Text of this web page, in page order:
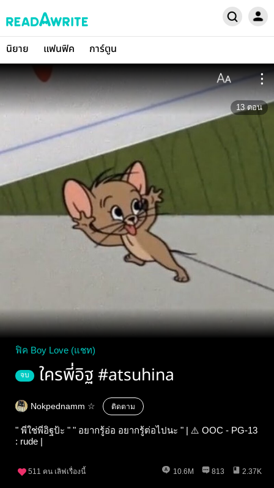
นิยาย แฟนฟิค การ์ตูน
13 ตอน
ฟิค Boy Love (แชท)
จบ ใครพี่อิฐ #atsuhina
Nokpednamm ☆ ติดตาม
" พี่ใช่พี่อิฐป้ะ " " อยากรู้อ่อ อยากรู้ต่อไปนะ " | ⚠️ OOC - PG-13
: rude |
511 คน เลิฟเรื่องนี้ 10.6M 813 2.37K